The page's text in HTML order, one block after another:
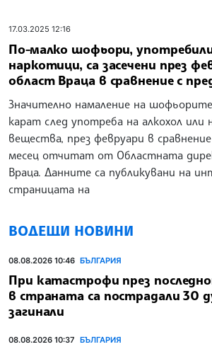
17.03.2025 12:16
По-малко шофьори,
наркотици, са засечени през
област Враца в сравнение с
Значително намаление на
карат след употреба на алкохол или
вещества, през февруари в
месец отчитат от Областната
Враца. Данните са публикувани на
страницата на
ВОДЕЩИ НОВИНИ
08.08.2026 10:46 БЪЛГАРИЯ
При катастрофи през
в страната са пострадали 30
загинали
08.08.2026 10:37 БЪЛГАРИЯ